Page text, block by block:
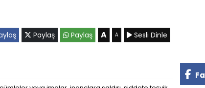
Paylaş Paylaş A A Sesli Dinle